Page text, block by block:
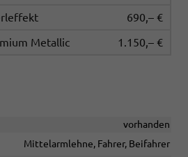
690,– €
Metallic
1.150,– €
vorhanden
Mittelarmlehne, Fahrer, Beifahrer